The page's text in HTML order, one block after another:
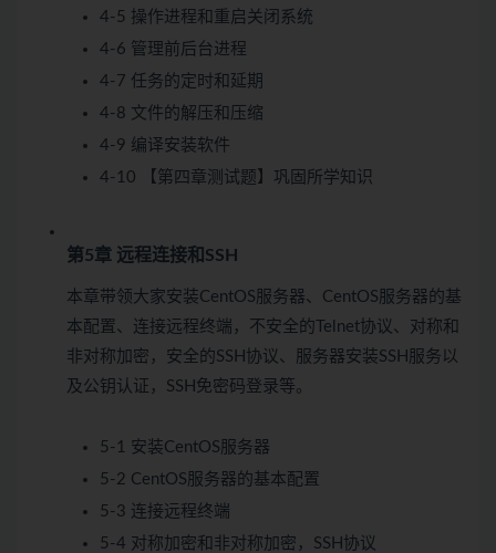
4-5 操作进程和重启关闭系统
4-6 管理前后台进程
4-7 任务的定时和延期
4-8 文件的解压和压缩
4-9 编译安装软件
4-10 【第四章测试题】巩固所学知识
第5章 远程连接和SSH
本章带领大家安装CentOS服务器、CentOS服务器的基
本配置、连接远程终端，不安全的Telnet协议、对称和
非对称加密，安全的SSH协议、服务器安装SSH服务以
及公钥认证，SSH免密码登录等。
5-1 安装CentOS服务器
5-2 CentOS服务器的基本配置
5-3 连接远程终端
5-4 对称加密和非对称加密，SSH协议